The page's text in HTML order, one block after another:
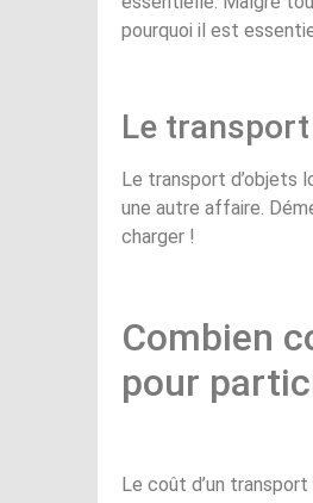
pourquoi il est
Le
Le transport d’objets
une autre affaire.
charger !
Combien
pour
Le coût d’un